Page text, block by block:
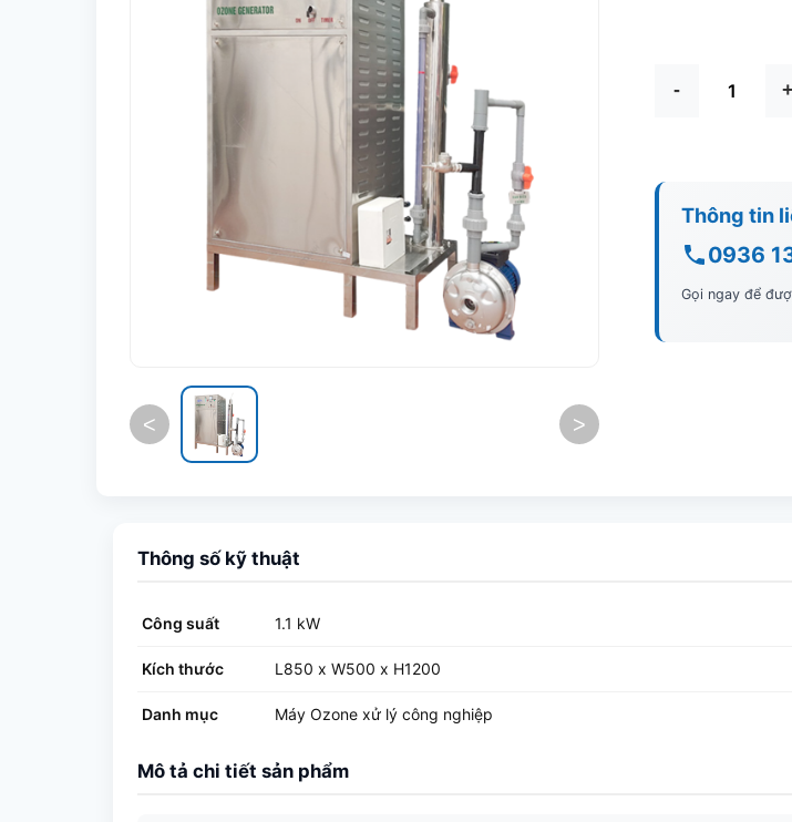
< >
- +
Thông tin
0936
Gọi ngay để
Thông số kỹ thuật
Công suất 1.1 kW
Kích thước L850 x W500 x H1200
Danh mục Máy Ozone xử lý công nghiệp
Mô tả chi tiết sản phẩm